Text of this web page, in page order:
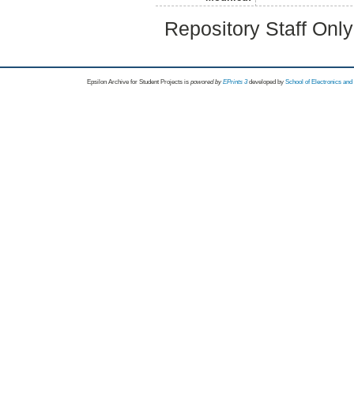
Repository Staff
Epsilon Archive for Student Projects is powored byEPrints 3 developed by School of Electronics